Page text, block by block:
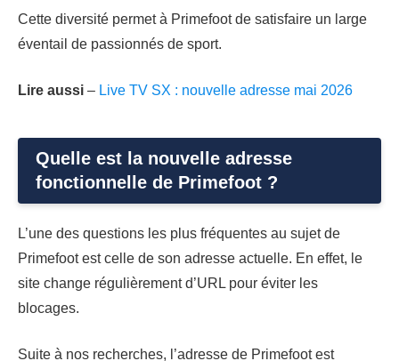
Cette diversité permet à Primefoot de satisfaire un large
éventail de passionnés de sport.
Lire aussi – Live TV SX : nouvelle adresse mai 2026
Quelle est la nouvelle adresse
fonctionnelle de Primefoot ?
L’une des questions les plus fréquentes au sujet de
Primefoot est celle de son adresse actuelle. En effet, le
site change régulièrement d’URL pour éviter les
blocages.
Suite à nos recherches, l’adresse de Primefoot est